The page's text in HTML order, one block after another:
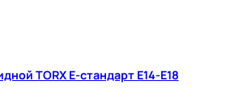
TORX E-стандарт E14-E18